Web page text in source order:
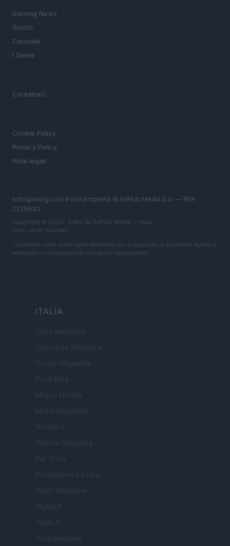
Gaming News
Giochi
Consolle
I Game
Contattaci
Cookie Policy
Privacy Policy
Note legali
tuttogaming.com è una proprietà di AdHub Media S.r.l. — REA
2729933
Copyright © 2026 · Edito da AdHub Media — Italia
Tutti i diritti riservati
I contenuti sono curati dalla redazione con il supporto di strumenti digitali e
realizzati in collaborazione con autori indipendenti.
ITALIA
Casa Magazine
Cineverse Magazine
Donne Magazine
Food Blog
Milano Notizie
Motor Magazine
Notizie.it
Offerte Shopping
Pet Story
Professione Lavoro
Sport Magazine
Style24
Think.it
Tuobenessere